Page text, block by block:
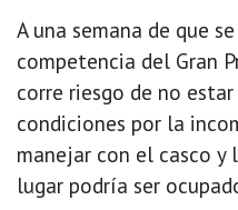
A una semana de que
competencia del Gran
corre riesgo de no
condiciones por la
manejar con el casco y
lugar podría ser